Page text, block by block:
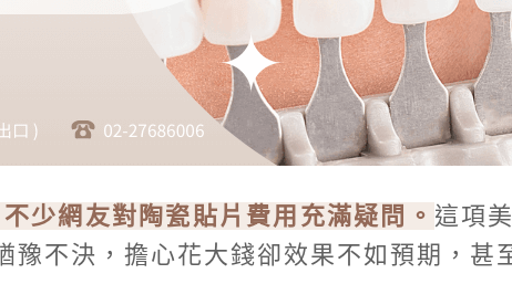
少網友對陶瓷貼片費用充滿疑問。 這項
不決，擔心花大錢卻效果不如預期，甚